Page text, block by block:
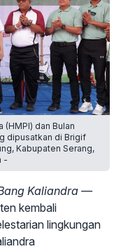
(HMPI) dan Bulan
dipusatkan di Brigif
Kabupaten Serang,
-
Kaliandra —
kembali
lingkungan